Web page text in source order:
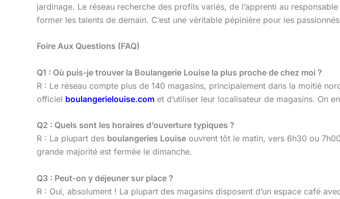
jardinage. Le réseau recherche des profils variés, de l’apprenti au
former les talents de demain. C’est une véritable pépinière pour les
Foire Aux Questions (FAQ)
Q1 : Où puis-je trouver la Boulangerie Louise la plus proche de chez moi ?
R : Le réseau compte plus de 140 magasins, principalement dans la moitié
officiel boulangerielouise.com et d’utiliser leur localisateur de magasins. On
Q2 : Quels sont les horaires d’ouverture typiques ?
R : La plupart des boulangeries Louise ouvrent tôt le matin, vers 6h30 ou
grande majorité est fermée le dimanche.
Q3 : Peut-on y déjeuner sur place ?
R : Oui, absolument ! La plupart des magasins disposent d’un espace café